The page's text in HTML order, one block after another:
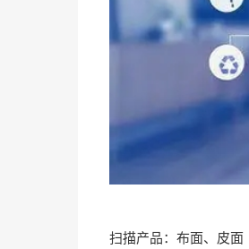
扫描产品：布面、皮面